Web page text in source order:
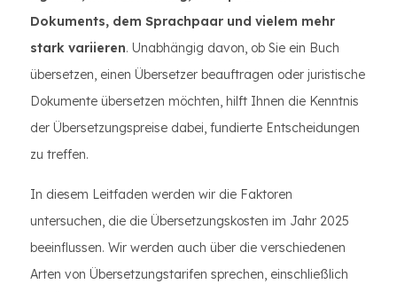
Dokuments, dem Sprachpaar und vielem mehr
stark variieren. Unabhängig davon, ob Sie ein Buch
übersetzen, einen Übersetzer beauftragen oder juristische
Dokumente übersetzen möchten, hilft Ihnen die Kenntnis
der Übersetzungspreise dabei, fundierte Entscheidungen
zu treffen.
In diesem Leitfaden werden wir die Faktoren
untersuchen, die die Übersetzungskosten im Jahr 2025
beeinflussen. Wir werden auch über die verschiedenen
Arten von Übersetzungstarifen sprechen, einschließlich